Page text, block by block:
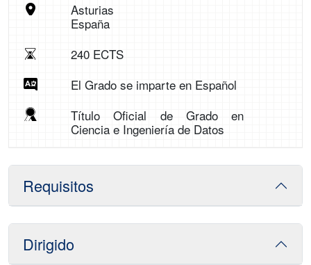
Asturias
España
240 ECTS
El Grado se imparte en Español
Título Oficial de Grado en
Ciencia e Ingeniería de Datos
Requisitos
Dirigido